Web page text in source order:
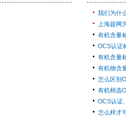
我们为什
上海超网
有机含量
OCS认证
有机含量
有机物含
怎么区别
有机棉选
OCS认证
怎么样才